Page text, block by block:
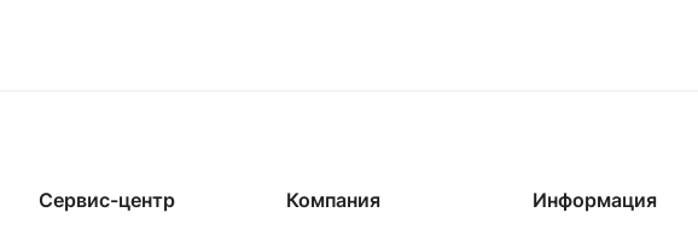
Сервис-центр Компания Информация